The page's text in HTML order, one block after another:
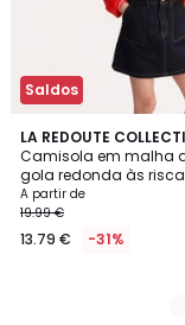
Saldos
LA REDOUTE
Camisola em malha
gola redonda às
A partir de
19.99 €
13.79 € -31%
2
Cores